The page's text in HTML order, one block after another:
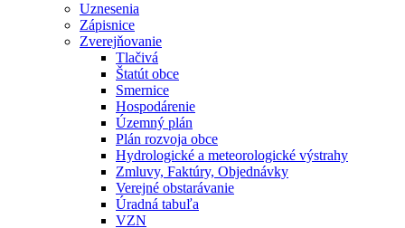
Uznesenia
Zápisnice
Zverejňovanie
Tlačivá
Štatút obce
Smernice
Hospodárenie
Územný plán
Plán rozvoja obce
Hydrologické a meteorologické výstrahy
Zmluvy, Faktúry, Objednávky
Verejné obstarávanie
Úradná tabuľa
VZN